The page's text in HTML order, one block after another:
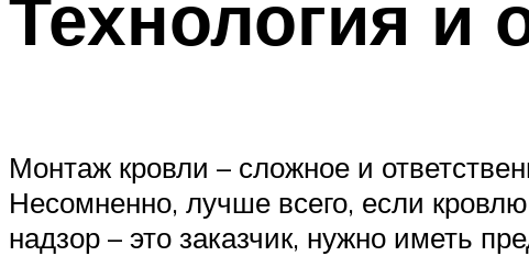
Технология и
Монтаж кровли – сложное и
Несомненно, лучше всего, если
надзор – это заказчик, нужно иметь